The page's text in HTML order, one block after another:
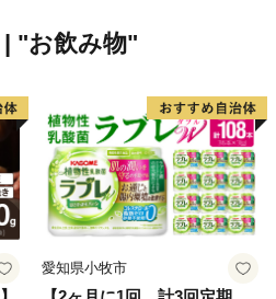
。
（方言でニシ）にある地方と
。
| "お飲み物"
愛知県小牧市